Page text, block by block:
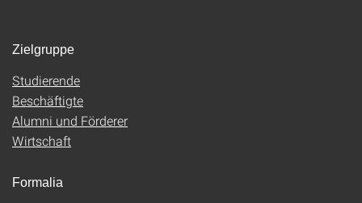
Zielgruppe
Studierende
Beschäftigte
Alumni und Förderer
Wirtschaft
Formalia